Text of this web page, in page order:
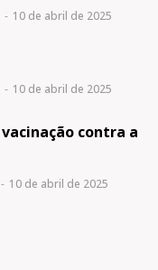
- 10 de abril de 2025
- 10 de abril de 2025
contra a
- 10 de abril de 2025